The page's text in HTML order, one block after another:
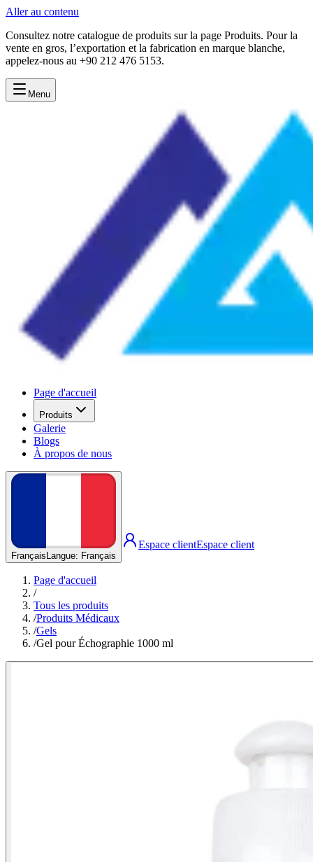
Aller au contenu
Consultez notre catalogue de produits sur la page Produits. Pour la
vente en gros, l’exportation et la fabrication en marque blanche,
appelez-nous au +90 212 476 5153.
Menu
Page d'accueil
Produits
Galerie
Blogs
À propos de nous
Français Langue: Français
Espace clientEspace client
Page d'accueil
/
Tous les produits
/Produits Médicaux
/Gels
/Gel pour Échographie 1000 ml